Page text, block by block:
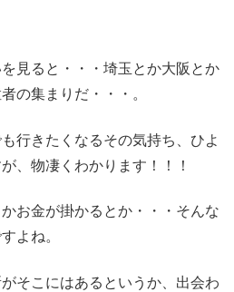
見ると・・・埼玉とか大阪とか
の集まりだ・・・。
行きたくなるその気持ち、ひよ
、物凄くわかります！！！
お金が掛かるとか・・・そんな
よね。
そこにはあるというか、出会わ